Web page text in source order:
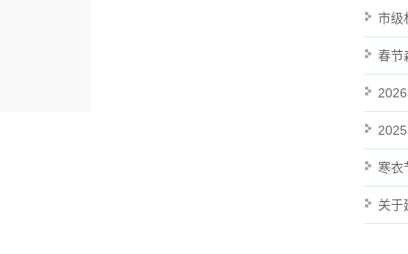
市级
春节
寒衣
关于